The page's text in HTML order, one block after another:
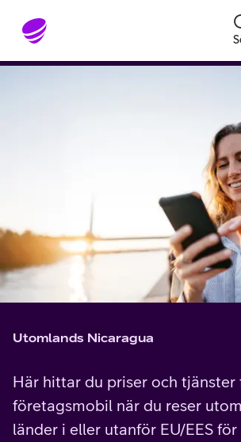
Gå till sidans innehåll
Utomlands Nicaragua
Här hittar du priser och tjänster
företagsmobil när du reser
länder i eller utanför EU/EES